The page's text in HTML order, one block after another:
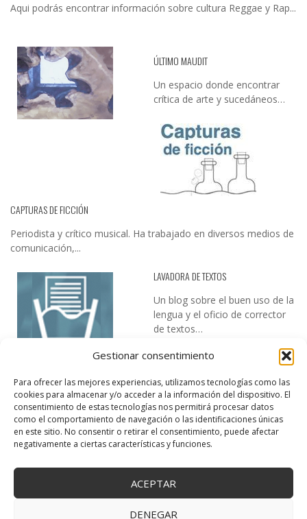
Gestionar consentimiento
Para ofrecer las mejores experiencias, utilizamos tecnologías como las
cookies para almacenar y/o acceder a la información del dispositivo. El
consentimiento de estas tecnologías nos permitirá procesar datos
como el comportamiento de navegación o las identificaciones únicas
en este sitio. No consentir o retirar el consentimiento, puede afectar
negativamente a ciertas características y funciones.
ACEPTAR
DENEGAR
Aqui podrás encontrar información sobre cultura Reggae y Rap...
ÚLTIMO MAUDIT
Un espacio donde encontrar
crítica de arte y sucedáneos…
CAPTURAS DE FICCIÓN
Periodista y crítico musical. Ha trabajado en diversos medios de
comunicación,...
LAVADORA DE TEXTOS
Un blog sobre el buen uso de la
lengua y el oficio de corrector
de textos…
DESIREE MARTÍN